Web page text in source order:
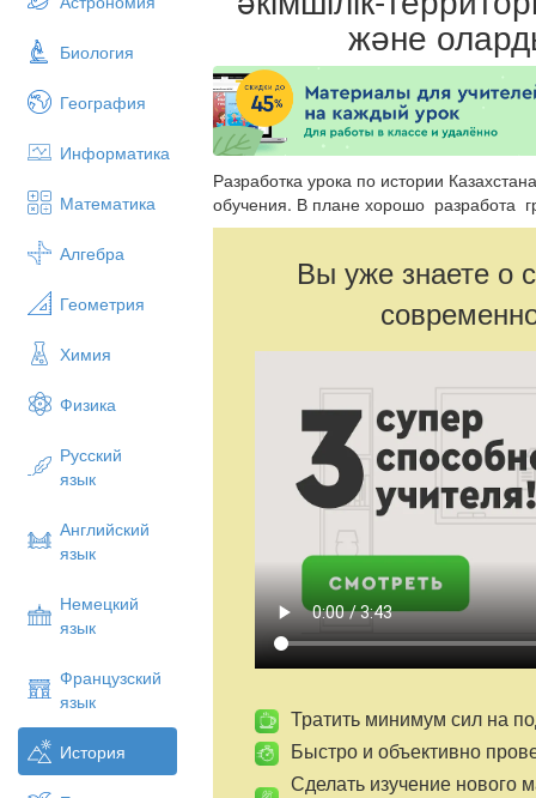
Биология
География
Информатика
Математика
Алгебра
Геометрия
Химия
Физика
Русский
язык
Английский
язык
Немецкий
язык
Французский
язык
История
және
Разработка урока по истории
обучения. В плане хорошо разработа
Вы уже знаете о
Тратить минимум сил на
Быстро и объективно
Сделать изучение нового